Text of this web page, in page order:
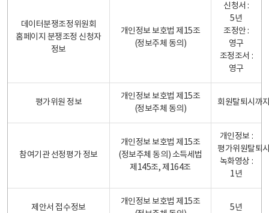
데이터분쟁조정위원회
홈페이지 분쟁조정 신청자
정보
개인정보 보호법 제15조
(정보주체 동의)
신청서 :
5년
조정안 :
영구
조정조서 :
영구
평가위원 정보
개인정보 보호법 제15조
(정보주체 동의)
회원탈퇴시까
참여기관 선정평가 정보
개인정보 보호법 제15조
(정보주체 동의) 소득세법
제145조, 제164조
개인정보 :
평가위원탈퇴
녹화영상 :
1년
제안서 접수정보
개인정보 보호법 제15조
5년